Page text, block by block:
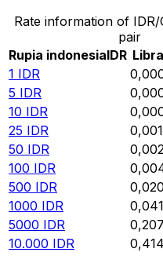
Rate information of
pair
Rupia indonesiaIDR
1 IDR
5 IDR
10 IDR
25 IDR
50 IDR
100 IDR
500 IDR
1000 IDR
5000 IDR
10.000 IDR